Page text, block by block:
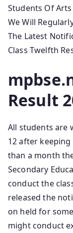
Students Of Arts
We Will
The Latest
Class Twelfth
Result
All students are
12 after
than a month
Secondary
conduct the
released the
on held for
might conduct